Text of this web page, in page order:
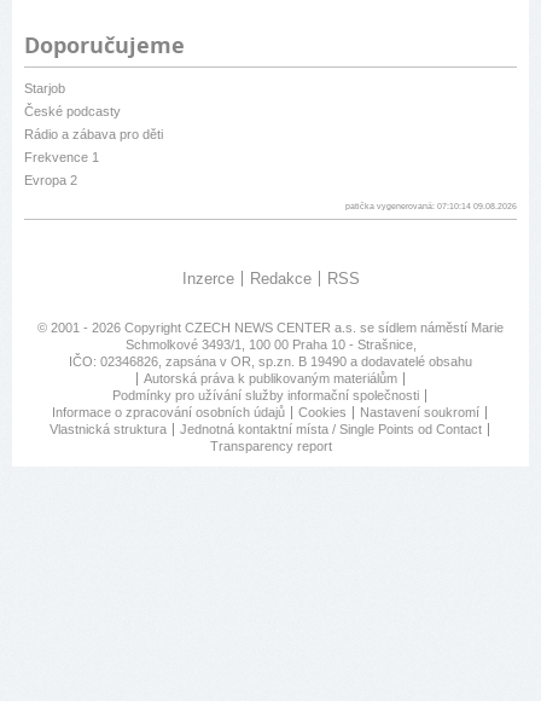
Doporučujeme
Starjob
České podcasty
Rádio a zábava pro děti
Frekvence 1
Evropa 2
patička vygenerovaná: 07:10:14 09.08.2026
Inzerce Redakce RSS
© 2001 - 2026 Copyright CZECH NEWS CENTER a.s. se sídlem náměstí Marie
Schmolkové 3493/1, 100 00 Praha 10 - Strašnice,
IČO: 02346826, zapsána v OR, sp.zn. B 19490 a dodavatelé obsahu
Autorská práva k publikovaným materiálům
Podmínky pro užívání služby informační společnosti
Informace o zpracování osobních údajů
Cookies
Nastavení soukromí
Vlastnická struktura
Jednotná kontaktní místa / Single Points od Contact
Transparency report